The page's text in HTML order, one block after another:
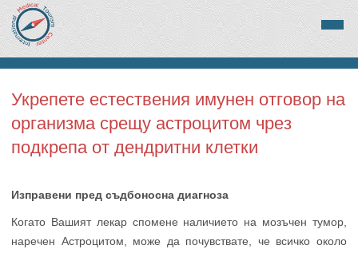
Укрепете естествения имунен отговор на
организма срещу астроцитом чрез
подкрепа от дендритни клетки
Изправени пред съдбоносна диагноза
Когато Вашият лекар спомене наличието на мозъчен тумор,
наречен Астроцитом, може да почувствате, че всичко около